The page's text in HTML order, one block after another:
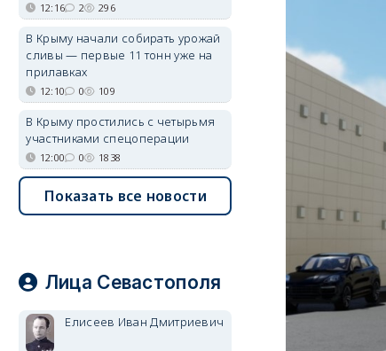
12:16 2 296
В Крыму начали собирать урожай
сливы — первые 11 тонн уже на
прилавках
12:10 0 109
В Крыму простились с четырьмя
участниками спецоперации
12:00 0 1838
Показать все новости
Лица Севастополя
Елисеев Иван Дмитриевич